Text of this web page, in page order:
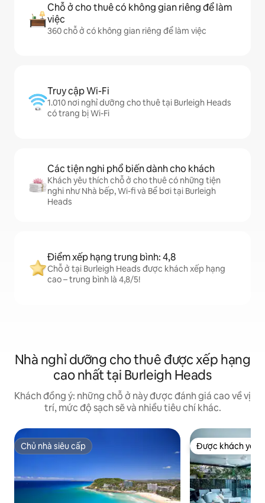
Chỗ ở cho thuê có không gian riêng để làm
việc
360 chỗ ở có không gian riêng để làm việc
Truy cập Wi-Fi
1.010 nơi nghỉ dưỡng cho thuê tại Burleigh Heads
có trang bị Wi-Fi
Các tiện nghi phổ biến dành cho khách
Khách yêu thích chỗ ở cho thuê có những tiện
nghi như Nhà bếp, Wi-fi và Bể bơi tại Burleigh
Heads
Điểm xếp hạng trung bình: 4,8
Chỗ ở tại Burleigh Heads được khách xếp hạng
cao – trung bình là 4,8/5!
Nhà nghỉ dưỡng cho thuê được xếp hạng
cao nhất tại Burleigh Heads
Khách đồng ý: những chỗ ở này được đánh giá cao về vị
trí, mức độ sạch sẽ và nhiều tiêu chí khác.
Chủ nhà siêu cấp
Chủ nhà siêu cấp Được khách yêu
Được khách yêu